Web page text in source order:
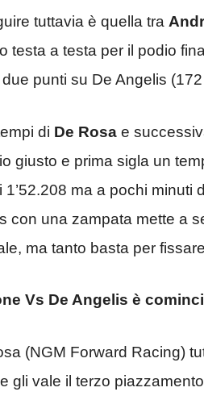
tuttavia è quella tra
testa a testa per il podio
punti su De Angelis
di De Rosa e
giusto e prima sigla un
1’52.208 ma a pochi
con una zampata mette a
ma tanto basta per
Vs De Angelis è
(NGM Forward Racing)
gli vale il terzo